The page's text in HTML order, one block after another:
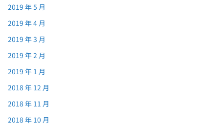
2019 年 5 月
2019 年 4 月
2019 年 3 月
2019 年 2 月
2019 年 1 月
2018 年 12 月
2018 年 11 月
2018 年 10 月